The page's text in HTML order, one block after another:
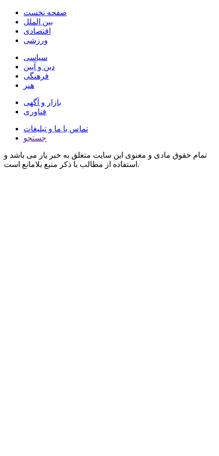
صفحه نخست
بین الملل
اقتصادی
ورزشی
سیاسی
دین و آیین
فرهنگی
هنر
بازار و آگهی
فناوری
تماس با ما و تبلیغات
جستجو
تمام حقوق مادی و معنوی این سایت متعلق به خبر یار می باشد و
استفاده از مطالب با ذکر منبع بلامانع است.